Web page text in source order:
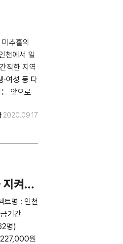
추홀의
천에서 일
직한 지역
여성 등 다
앞으로
2020.09.17
켜주
트명 : 인천
기간
명)
원